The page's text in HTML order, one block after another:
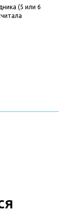
(5 или 6